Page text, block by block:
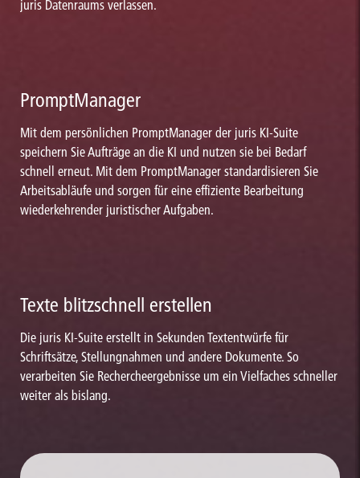
juris Datenraums verlassen.
PromptManager
Mit dem persönlichen PromptManager der juris KI-Suite
speichern Sie Aufträge an die KI und nutzen sie bei Bedarf
schnell erneut. Mit dem PromptManager standardisieren Sie
Arbeitsabläufe und sorgen für eine effiziente Bearbeitung
wiederkehrender juristischer Aufgaben.
Texte blitzschnell erstellen
Die juris KI-Suite erstellt in Sekunden Textentwürfe für
Schriftsätze, Stellungnahmen und andere Dokumente. So
verarbeiten Sie Rechercheergebnisse um ein Vielfaches schneller
weiter als bislang.